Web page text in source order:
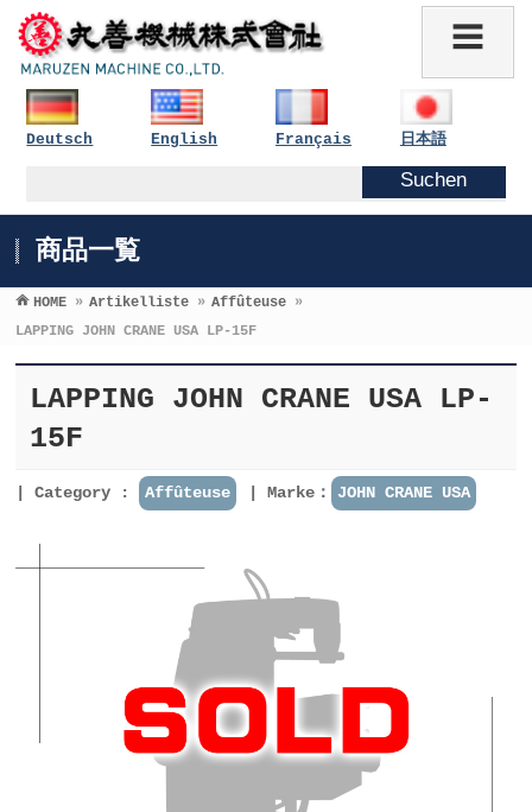
Deutsch English Français 日本語
商品一覧
HOME » Artikelliste » Affûteuse »
LAPPING JOHN CRANE USA LP-15F
LAPPING JOHN CRANE USA LP-
15F
Category : Affûteuse Marke： JOHN CRANE USA